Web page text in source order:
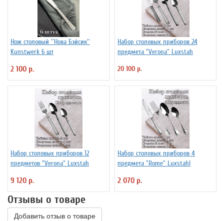
Нож столовый ''Нова Бэйсик''
Kunstwerk 6 шт
2 100 р.
Набор столовых приборов 24
предмета "Verona" Luxstah
20 100 р.
Набор столовых приборов 12
предметов "Verona" Luxstah
9 120 р.
Набор столовых приборов 4
предмета "Rome" Luxstahl
2 070 р.
Отзывы о товаре
Добавить отзыв о товаре